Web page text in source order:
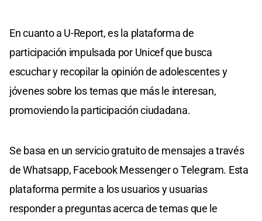
En cuanto a U-Report, es la plataforma de
participación impulsada por Unicef que busca
escuchar y recopilar la opinión de adolescentes y
jóvenes sobre los temas que más le interesan,
promoviendo la participación ciudadana.
Se basa en un servicio gratuito de mensajes a través
de Whatsapp, Facebook Messenger o Telegram. Esta
plataforma permite a los usuarios y usuarias
responder a preguntas acerca de temas que le